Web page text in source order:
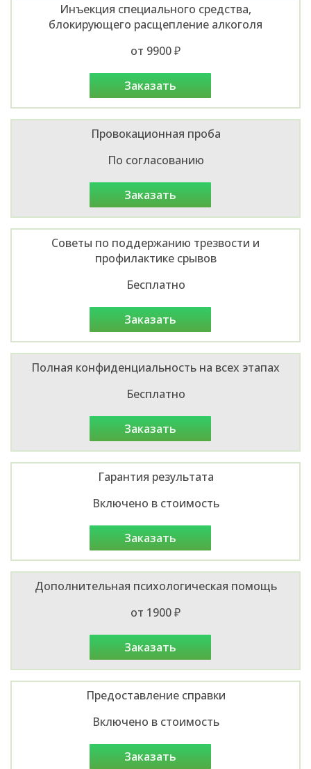
Инъекция специального средства,
блокирующего расщепление алкоголя
от 9900 ₽
заказать
Провокационная проба
По согласованию
заказать
Советы по поддержанию трезвости и
профилактике срывов
Бесплатно
заказать
Полная конфиденциальность на всех этапах
Бесплатно
заказать
Гарантия результата
Включено в стоимость
заказать
Дополнительная психологическая помощь
от 1900 ₽
заказать
Предоставление справки
Включено в стоимость
заказать